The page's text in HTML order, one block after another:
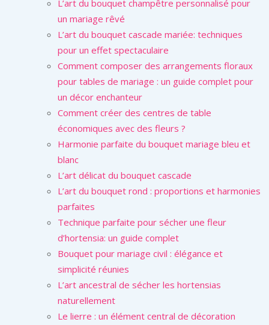
L’art du bouquet champêtre personnalisé pour
un mariage rêvé
L’art du bouquet cascade mariée: techniques
pour un effet spectaculaire
Comment composer des arrangements floraux
pour tables de mariage : un guide complet pour
un décor enchanteur
Comment créer des centres de table
économiques avec des fleurs ?
Harmonie parfaite du bouquet mariage bleu et
blanc
L’art délicat du bouquet cascade
L’art du bouquet rond : proportions et harmonies
parfaites
Technique parfaite pour sécher une fleur
d’hortensia: un guide complet
Bouquet pour mariage civil : élégance et
simplicité réunies
L’art ancestral de sécher les hortensias
naturellement
Le lierre : un élément central de décoration